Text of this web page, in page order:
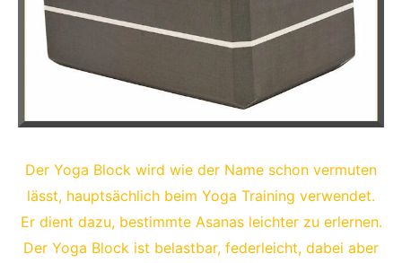
Der Yoga Block wird wie der Name schon vermuten
lässt, hauptsächlich beim Yoga Training verwendet.
Er dient dazu, bestimmte Asanas leichter zu erlernen.
Der Yoga Block ist belastbar, federleicht, dabei aber